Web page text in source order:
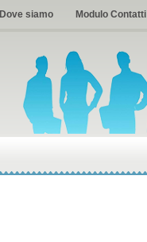
Dove siamo Modulo Contatti